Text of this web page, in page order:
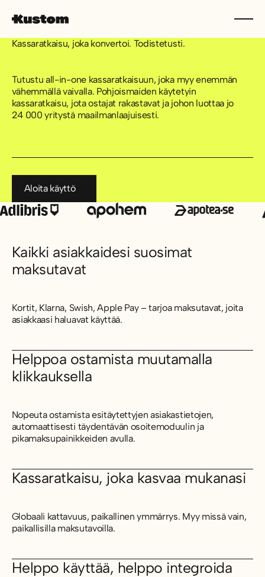
Kassaratkaisu, joka konvertoi. Todistetusti.
Tutustu all-in-one kassaratkaisuun, joka myy enemmän
vähemmällä vaivalla. Pohjoismaiden käytetyin
kassaratkaisu, jota ostajat rakastavat ja johon luottaa jo
24 000 yritystä maailmanlaajuisesti.
Aloita käyttö
Kaikki asiakkaidesi suosimat
maksutavat
Kortit, Klarna, Swish, Apple Pay – tarjoa maksutavat, joita
asiakkaasi haluavat käyttää.
Helppoa ostamista muutamalla
klikkauksella
Nopeuta ostamista esitäytettyjen asiakastietojen,
automaattisesti täydentävän osoitemoduulin ja
pikamaksupainikkeiden avulla.
Kassaratkaisu, joka kasvaa mukanasi
Globaali kattavuus, paikallinen ymmärrys. Myy missä vain,
paikallisilla maksutavoilla.
Helppo käyttää, helppo integroida